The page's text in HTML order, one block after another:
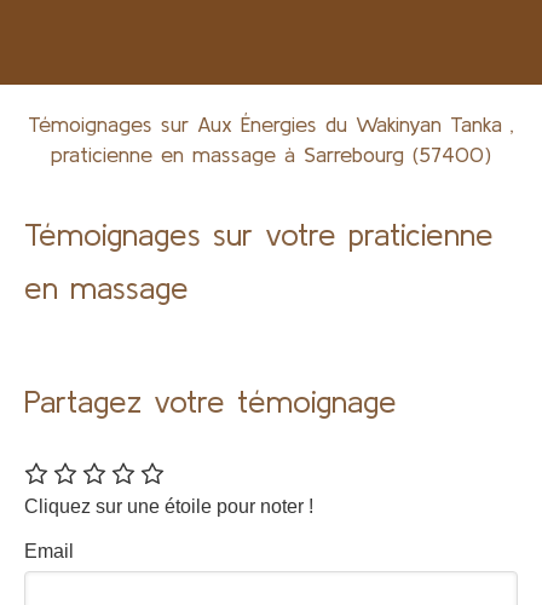
Témoignages sur Aux Énergies du Wakinyan Tanka ,
praticienne en massage à Sarrebourg (57400)
Témoignages sur votre praticienne
en massage
Partagez votre témoignage
Cliquez sur une étoile pour noter !
Email